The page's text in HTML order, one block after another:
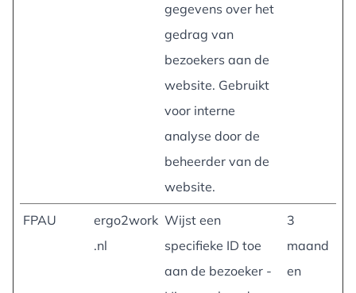
gegevens over het
gedrag van
bezoekers aan de
website. Gebruikt
voor interne
analyse door de
beheerder van de
website.
FPAU
ergo2work
.nl
Wijst een
specifieke ID toe
aan de bezoeker -
3
maand
en